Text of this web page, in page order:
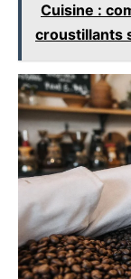
Cuisine :
croustillants